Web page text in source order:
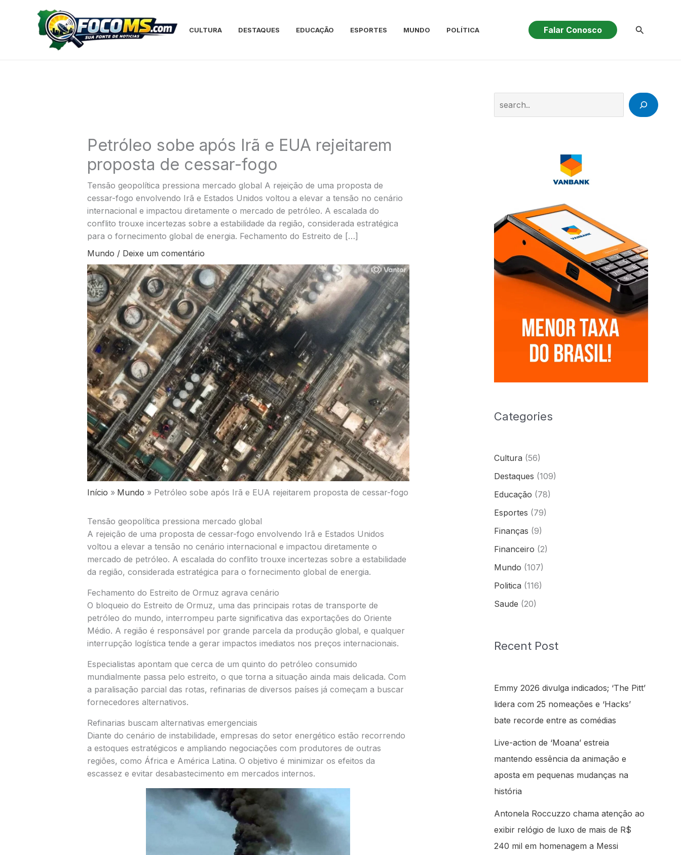
CULTURA DESTAQUES EDUCAÇÃO ESPORTES MUNDO POLÍTICA Falar Conosco Pesquisar
Petróleo sobe após Irã e EUA rejeitarem
proposta de cessar-fogo
Tensão geopolítica pressiona mercado global A rejeição de uma proposta de
cessar-fogo envolvendo Irã e Estados Unidos voltou a elevar a tensão no cenário
internacional e impactou diretamente o mercado de petróleo. A escalada do
conflito trouxe incertezas sobre a estabilidade da região, considerada estratégica
para o fornecimento global de energia. Fechamento do Estreito de […]
Mundo / Deixe um comentário
Início Mundo Petróleo sobe após Irã e EUA rejeitarem proposta de cessar-fogo
Tensão geopolítica pressiona mercado global
A rejeição de uma proposta de cessar-fogo envolvendo Irã e Estados Unidos
voltou a elevar a tensão no cenário internacional e impactou diretamente o
mercado de petróleo. A escalada do conflito trouxe incertezas sobre a estabilidade
da região, considerada estratégica para o fornecimento global de energia.
Fechamento do Estreito de Ormuz agrava cenário
O bloqueio do Estreito de Ormuz, uma das principais rotas de transporte de
petróleo do mundo, interrompeu parte significativa das exportações do Oriente
Médio. A região é responsável por grande parcela da produção global, e qualquer
interrupção logística tende a gerar impactos imediatos nos preços internacionais.
Especialistas apontam que cerca de um quinto do petróleo consumido
mundialmente passa pelo estreito, o que torna a situação ainda mais delicada. Com
a paralisação parcial das rotas, refinarias de diversos países já começam a buscar
fornecedores alternativos.
Refinarias buscam alternativas emergenciais
Diante do cenário de instabilidade, empresas do setor energético estão recorrendo
a estoques estratégicos e ampliando negociações com produtores de outras
regiões, como África e América Latina. O objetivo é minimizar os efeitos da
escassez e evitar desabastecimento em mercados internos.
Categories
Cultura (56)
Destaques (109)
Educação (78)
Esportes (79)
Finanças (9)
Financeiro (2)
Mundo (107)
Politica (116)
Saude (20)
Recent Post
Emmy 2026 divulga indicados; ‘The Pitt’
lidera com 25 nomeações e ‘Hacks’
bate recorde entre as comédias
Live-action de ‘Moana’ estreia
mantendo essência da animação e
aposta em pequenas mudanças na
história
Antonela Roccuzzo chama atenção ao
exibir relógio de luxo de mais de R$
240 mil em homenagem a Messi